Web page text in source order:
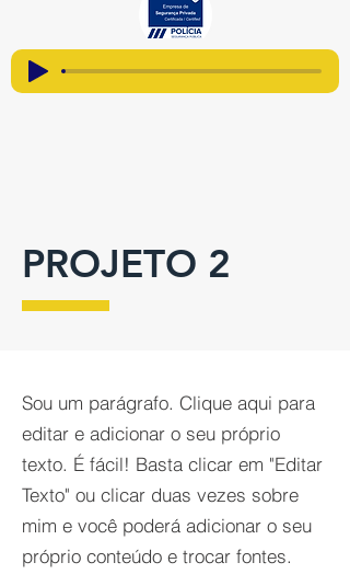
PROJETO 2
Sou um parágrafo. Clique aqui para
editar e adicionar o seu próprio
texto. É fácil! Basta clicar em "Editar
Texto" ou clicar duas vezes sobre
mim e você poderá adicionar o seu
próprio conteúdo e trocar fontes.